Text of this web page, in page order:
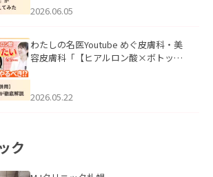
2026.06.05
わたしの名医Youtube めぐ皮膚科・美
容皮膚科「【ヒアルロン酸×ボトック
た。
2026.05.22
ク